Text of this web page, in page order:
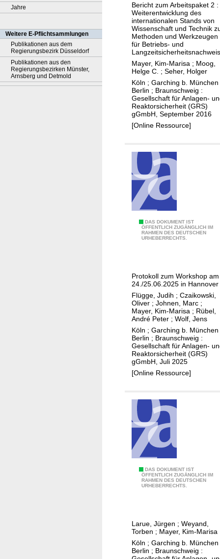
Jahre
Weitere E-Pflichtsammlungen
Publikationen aus dem
Regierungsbezirk Düsseldorf
Publikationen aus den
Regierungsbezirken Münster,
Arnsberg und Detmold
h
l
e
i
n
e
s
A
n
s
a
z
r
B
m
u
n
g
d
e
r
D
i
i
h
o
i
n
a
Bericht zum Arbeitspaket 2 :
Weiterentwicklung des
internationalen Stands von
Wissenschaft und Technik
Methoden und Werkzeugen
für Betriebs- und
Mayer, Kim-Marisa ; Moog,
Helge C. ; Seher, Holger
Köln ; Garching b. München
Berlin ; Braunschweig :
Gesellschaft für Anlagen-
Reaktorsicherheit (GRS)
gGmbH, September 2016
[Online Ressource]
DAS DOKUMENT IST
ÖFFENTLICH ZUGÄNGLICH IM
RAHMEN DES DEUTSCHEN
URHEBERRECHTS.
a
l
l
i
n
g
e
s
t
l
W
i
s
t
e
Protokoll zum Workshop am
24./25.06.2025 in Hannover
Flügge, Judih ; Czaikowski,
Oliver ; Johnen, Marc ;
Mayer, Kim-Marisa ; Rübel,
André Peter ; Wolf, Jens
Köln ; Garching b. München
Berlin ; Braunschweig :
Gesellschaft für Anlagen-
Reaktorsicherheit (GRS)
gGmbH, Juli 2025
[Online Ressource]
DAS DOKUMENT IST
ÖFFENTLICH ZUGÄNGLICH IM
RAHMEN DES DEUTSCHEN
URHEBERRECHTS.
s
u
c
Larue, Jürgen ; Weyand,
Torben ; Mayer, Kim-Marisa
Köln ; Garching b. München
Berlin ; Braunschweig :